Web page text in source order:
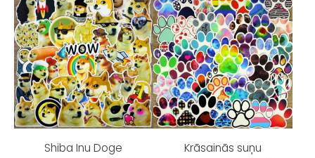
Shiba Inu Doge
Krāsainās suņu